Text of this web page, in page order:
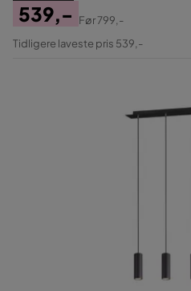
Pris
539,-
Original
Før799,-
Tidligere laveste pris 539,-